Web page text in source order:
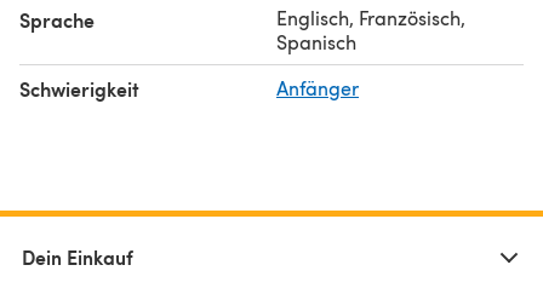
Sprache
Englisch, Französisch,
Spanisch
Schwierigkeit Anfänger
Dein Einkauf